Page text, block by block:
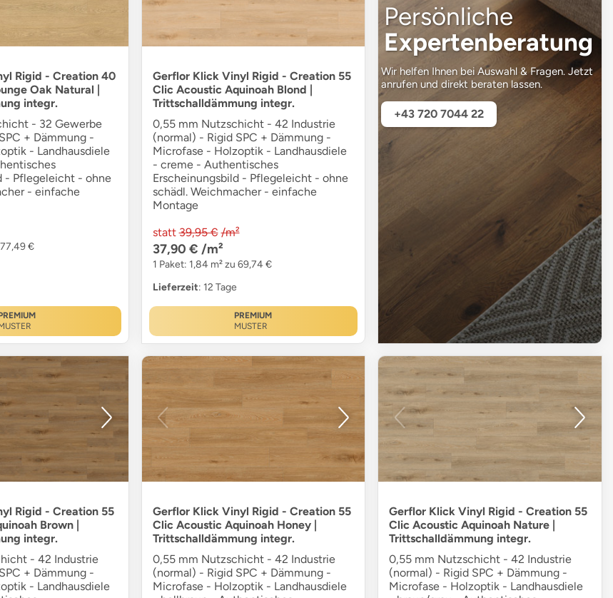
Rigid - Creation 40
Oak Natural |
integr.
- 32 Gewerbe
+ Dämmung -
- Landhausdiele
- Pflegeleicht - ohne
- einfache
77,49 €
Gerflor Klick Vinyl Rigid - Creation 55
Clic Acoustic Aquinoah Blond |
Trittschalldämmung integr.
0,55 mm Nutzschicht - 42 Industrie
(normal) - Rigid SPC + Dämmung -
Microfase - Holzoptik - Landhausdiele
- creme - Authentisches
Erscheinungsbild - Pflegeleicht - ohne
schädl. Weichmacher - einfache
Montage
statt 39,95 € /m²
37,90 € /m²
1 Paket: 1,84 m² zu 69,74 €
Lieferzeit: 12 Tage
PREMIUM
MUSTER
Persönliche
Expertenberatung
Wir helfen Ihnen bei Auswahl & Fragen. Jetzt
anrufen und direkt beraten lassen.
+43 720 7044 22
Rigid - Creation 55
Brown |
integr.
- 42 Industrie
+ Dämmung -
- Landhausdiele
Gerflor Klick Vinyl Rigid - Creation 55
Clic Acoustic Aquinoah Honey |
Trittschalldämmung integr.
0,55 mm Nutzschicht - 42 Industrie
(normal) - Rigid SPC + Dämmung -
Microfase - Holzoptik - Landhausdiele
Gerflor Klick Vinyl Rigid - Creation 55
Clic Acoustic Aquinoah Nature |
Trittschalldämmung integr.
0,55 mm Nutzschicht - 42 Industrie
(normal) - Rigid SPC + Dämmung -
Microfase - Holzoptik - Landhausdiele